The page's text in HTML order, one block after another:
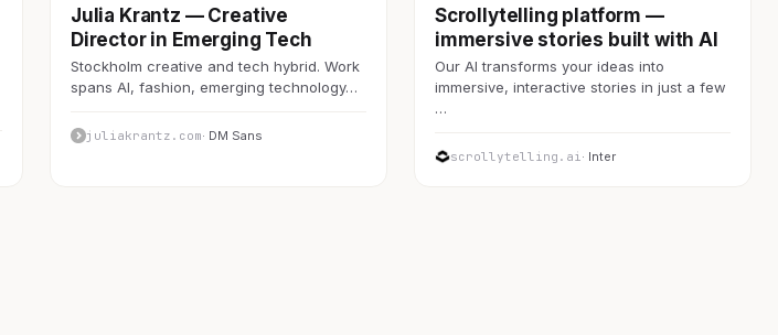
Julia Krantz — Creative
Director in Emerging Tech
Stockholm creative and tech hybrid. Work
spans AI, fashion, emerging technology…
juliakrantz.com· DM Sans
Scrollytelling platform —
immersive stories built with AI
Our AI transforms your ideas into
immersive, interactive stories in just a few
…
scrollytelling.ai · Inter